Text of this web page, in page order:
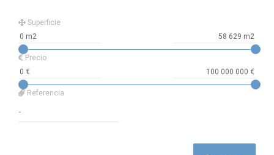
Superficie
Precio
Referencia